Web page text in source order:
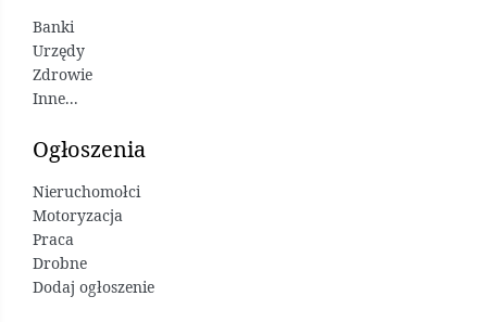
Banki
Urzędy
Zdrowie
Inne...
Ogłoszenia
Nieruchomołci
Motoryzacja
Praca
Drobne
Dodaj ogłoszenie